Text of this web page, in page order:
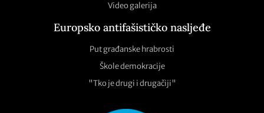
Video galerija
Europsko antifašističko nasljeđe
Put građanske hrabrosti
Škole demokracije
"Tko je drugi i drugačiji"